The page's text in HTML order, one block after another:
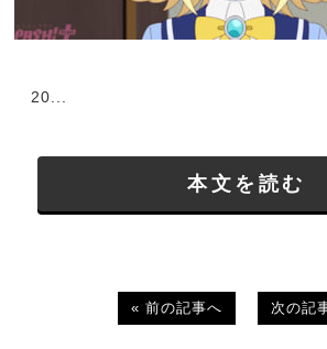
20...
本文を読む
« 前の記事へ 次の記